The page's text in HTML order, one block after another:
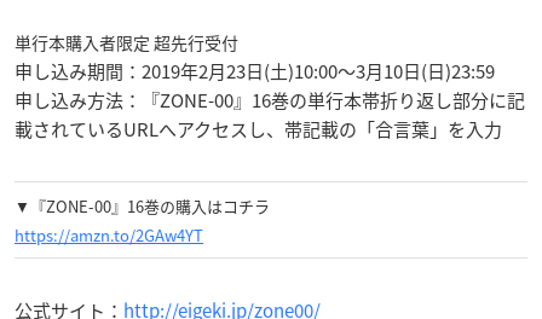
単行本購入者限定 超先行受付
申し込み期間：2019年2月23日(土)10:00～3月10日(日)23:59
申し込み方法：『ZONE-00』16巻の単行本帯折り返し部分に記
載されているURLへアクセスし、帯記載の「合言葉」を入力
▼『ZONE-00』16巻の購入はコチラ
https://amzn.to/2GAw4YT
公式サイト： http://eigeki.jp/zone00/